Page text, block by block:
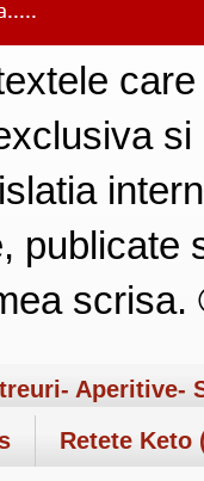
publicate
Aperitive-
Retete Keto